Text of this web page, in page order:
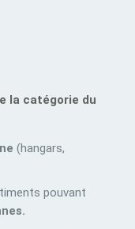
la catégorie du
(hangars,
pouvant